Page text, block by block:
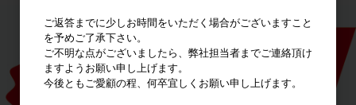
ご返答までに少しお時間をいただく場合がございますこと
を予めご了承下さい。
ご不明な点がございましたら、弊社担当者までご連絡頂け
ますようお願い申し上げます。
今後ともご愛顧の程、何卒宜しくお願い申し上げます。